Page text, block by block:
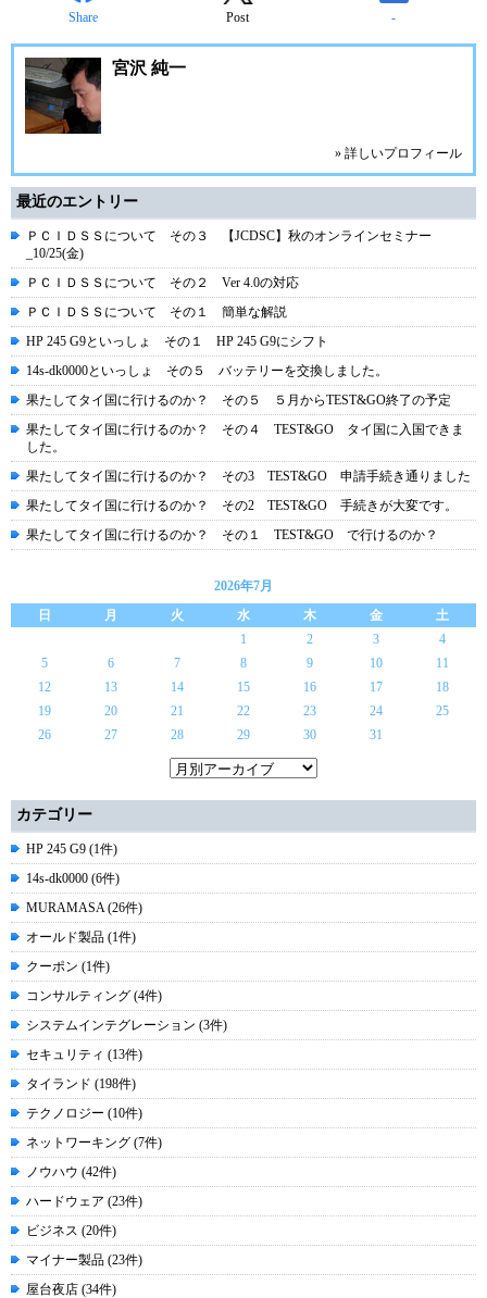
Share Post -
宮沢 純一
» 詳しいプロフィール
最近のエントリー
ＰＣＩＤＳＳについて その３ 【JCDSC】秋のオンラインセミナー
_10/25(金)
ＰＣＩＤＳＳについて その２ Ver 4.0の対応
ＰＣＩＤＳＳについて その１ 簡単な解説
HP 245 G9といっしょ その１ HP 245 G9にシフト
14s-dk0000といっしょ その５ バッテリーを交換しました。
果たしてタイ国に行けるのか？ その５ ５月からTEST&GO終了の予定
果たしてタイ国に行けるのか？ その４ TEST&GO タイ国に入国できま
した。
果たしてタイ国に行けるのか？ その3 TEST&GO 申請手続き通りました
果たしてタイ国に行けるのか？ その2 TEST&GO 手続きが大変です。
果たしてタイ国に行けるのか？ その１ TEST&GO で行けるのか？
2026年7月
日
月 火 水 木 金
土
1
2 3
4
5
6 7 8 9 10
11
12
13 14 15 16 17
18
19
20 21 22 23 24
25
26
27 28 29 30 31
カテゴリー
HP 245 G9 (1件)
14s-dk0000 (6件)
MURAMASA (26件)
オールド製品 (1件)
クーポン (1件)
コンサルティング (4件)
システムインテグレーション (3件)
セキュリティ (13件)
タイランド (198件)
テクノロジー (10件)
ネットワーキング (7件)
ノウハウ (42件)
ハードウェア (23件)
ビジネス (20件)
マイナー製品 (23件)
屋台夜店 (34件)